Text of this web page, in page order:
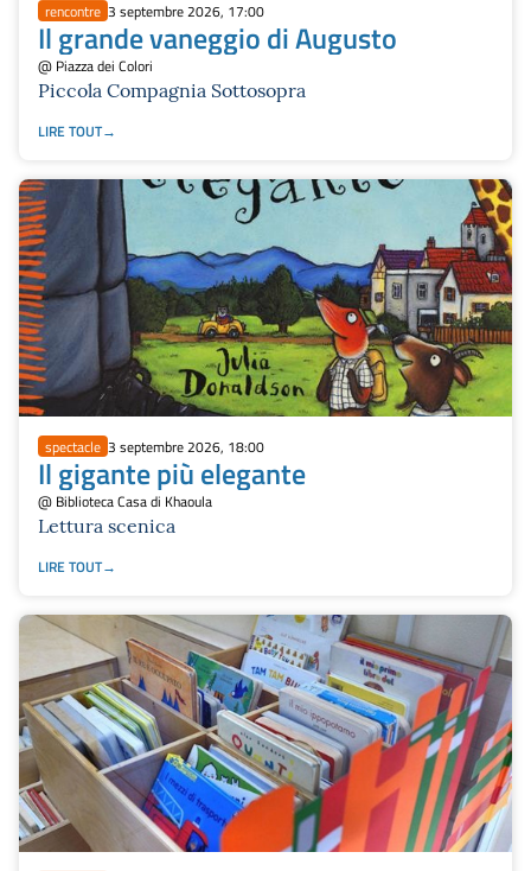
rencontre 3 septembre 2026, 17:00
Il grande vaneggio di Augusto
@ Piazza dei Colori
Piccola Compagnia Sottosopra
LIRE TOUT
spectacle 3 septembre 2026, 18:00
Il gigante più elegante
@ Biblioteca Casa di Khaoula
Lettura scenica
LIRE TOUT